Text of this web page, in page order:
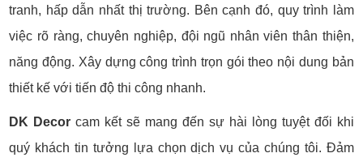
tranh, hấp dẫn nhất thị trường. Bên cạnh đó, quy trình làm
việc rõ ràng, chuyên nghiệp, đội ngũ nhân viên thân thiện,
năng động. Xây dựng công trình trọn gói theo nội dung bản
thiết kế với tiến độ thi công nhanh.
DK Decorcam kết sẽ mang đến sự hài lòng tuyệt đối khi
quý khách tin tưởng lựa chọn dịch vụ của chúng tôi. Đảm